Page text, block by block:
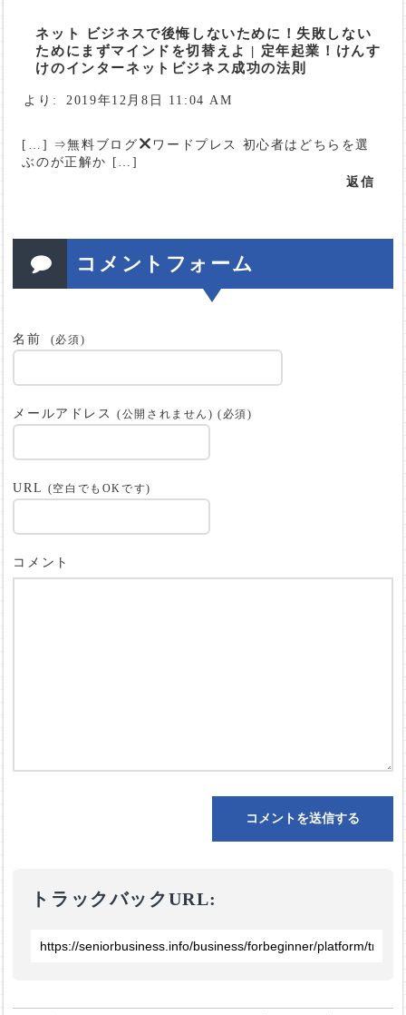
ネット ビジネスで後悔しないために！失敗しない
ためにまずマインドを切替えよ | 定年起業！けんす
けのインターネットビジネス成功の法則
より: 2019年12月8日 11:04 AM
[…] ⇒無料ブログ
ワードプレス 初心者はどちらを選
ぶのが正解か […]
返信
コメントフォーム
名前 (必須)
メールアドレス(公開されません) (必須)
URL (空白でもOKです)
コメント
トラックバックURL: